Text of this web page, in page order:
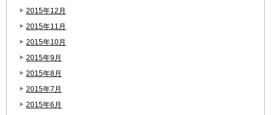
2015年12月
2015年11月
2015年10月
2015年9月
2015年8月
2015年7月
2015年6月